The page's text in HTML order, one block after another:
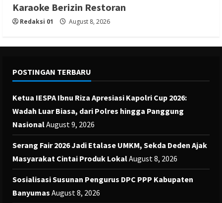
Karaoke Berizin Restoran
Redaksi 01 August 8, 2026
POSTINGAN TERBARU
Ketua IESPA Ibnu Riza Apresiasi Kapolri Cup 2026:
Wadah Luar Biasa, dari Polres hingga Panggung
NasionalAugust 9, 2026
Serang Fair 2026 Jadi Etalase UMKM, Sekda Deden Ajak
Masyarakat Cintai Produk LokalAugust 8, 2026
Sosialisasi Susunan Pengurus DPC PPP Kabupaten
Banyumas August 8, 2026